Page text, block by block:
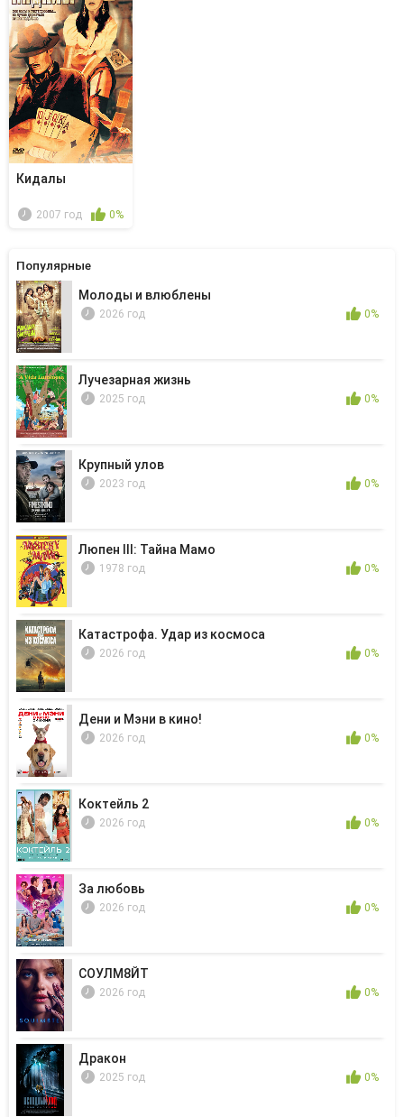
Популярные
Молоды и влюблены
2026 год 0%
Лучезарная жизнь
2025 год 0%
Крупный улов
2023 год 0%
Люпен III: Тайна Мамо
1978 год 0%
Катастрофа. Удар из космоса
2026 год 0%
Дени и Мэни в кино!
2026 год 0%
Коктейль 2
2026 год 0%
За любовь
2026 год 0%
СОУЛМ8ЙТ
2026 год 0%
Дракон
2025 год 0%
Кидалы
2007 год 0%